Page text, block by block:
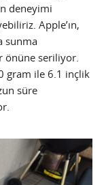
deneyimi
Apple’ın,
sunma
önüne seriliyor.
gram ile 6.1 inçlik
süre